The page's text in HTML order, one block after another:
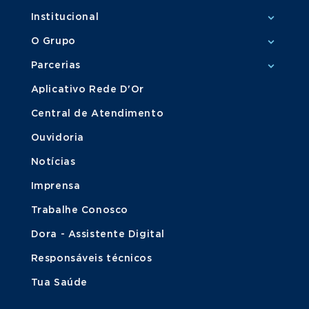
Institucional
O Grupo
Parcerias
Aplicativo Rede D'Or
Central de Atendimento
Ouvidoria
Notícias
Imprensa
Trabalhe Conosco
Dora - Assistente Digital
Responsáveis técnicos
Tua Saúde